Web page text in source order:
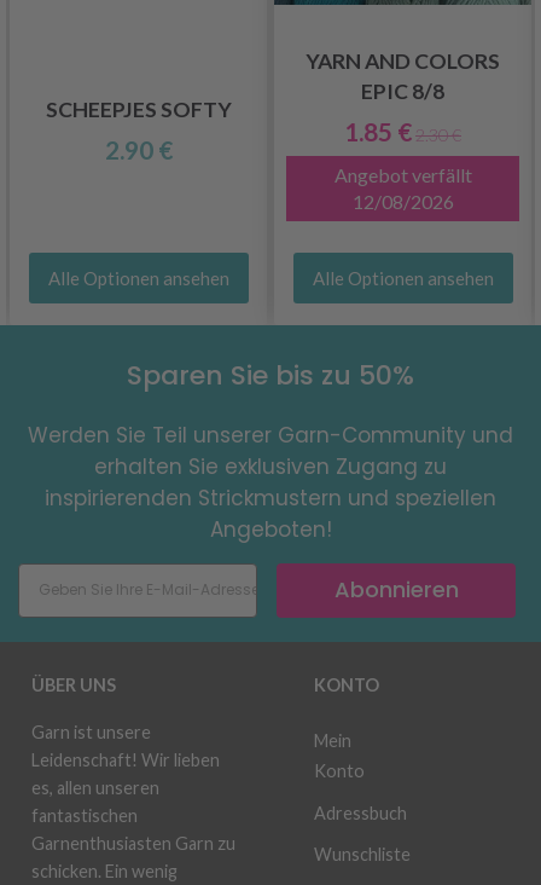
SCHEEPJES SOFTY
2.90 €
Alle Optionen ansehen
YARN AND COLORS
EPIC 8/8
1.85 €2.30 €
Angebot verfällt
12/08/2026
Alle Optionen ansehen
Sparen Sie bis zu 50%
Werden Sie Teil unserer Garn-Community und
erhalten Sie exklusiven Zugang zu
inspirierenden Strickmustern und speziellen
Angeboten!
Abonnieren
ÜBER UNS
Garn ist unsere
Leidenschaft! Wir lieben
es, allen unseren
fantastischen
Garnenthusiasten Garn zu
schicken. Ein wenig
KONTO
Mein
Konto
Adressbuch
Wunschliste